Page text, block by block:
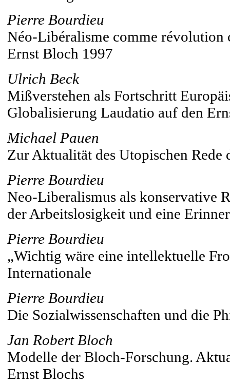
Pierre Bourdieu
Néo-Libéralisme comme
Ernst Bloch 1997
Ulrich Beck
Mißverstehen als Fortschritt
Globalisierung Laudatio auf den
Michael Pauen
Zur Aktualität des Utopischen
Pierre Bourdieu
Neo-Liberalismus als konservative
der Arbeitslosigkeit und eine
Pierre Bourdieu
„Wichtig wäre eine intellektuelle
Internationale
Pierre Bourdieu
Die Sozialwissenschaften und die
Jan Robert Bloch
Modelle der Bloch-Forschung.
Ernst Blochs